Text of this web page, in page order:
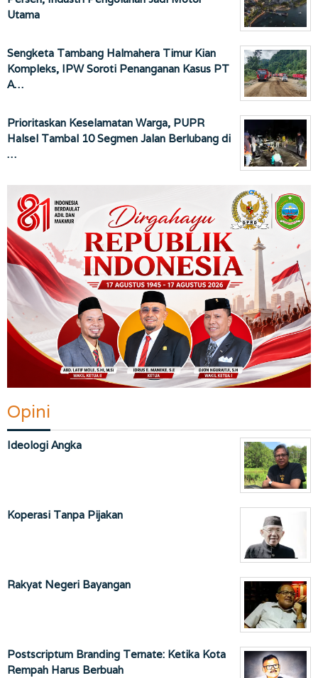
Utama
Sengketa Tambang Halmahera Timur Kian
Kompleks, IPW Soroti Penanganan Kasus PT
A…
Prioritaskan Keselamatan Warga, PUPR
Halsel Tambal 10 Segmen Jalan Berlubang di
…
Opini
Ideologi Angka
Koperasi Tanpa Pijakan
Rakyat Negeri Bayangan
Postscriptum Branding Ternate: Ketika Kota
Rempah Harus Berbuah